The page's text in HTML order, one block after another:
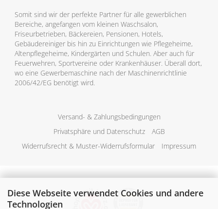
Diese Webseite verwendet Cookies und andere
Technologien
Somit sind wir der perfekte Partner für alle gewerblichen
Bereiche, angefangen vom kleinen Waschsalon,
Friseurbetrieben, Bäckereien, Pensionen, Hotels,
Gebäudereiniger bis hin zu Einrichtungen wie Pflegeheime,
Altenpflegeheime, Kindergärten und Schulen. Aber auch für
Feuerwehren, Sportvereine oder Krankenhäuser. Überall dort,
wo eine Gewerbemaschine nach der Maschinenrichtlinie
2006/42/EG benötigt wird.
Versand- & Zahlungsbedingungen
Privatsphäre und Datenschutz
AGB
Widerrufsrecht & Muster-Widerrufsformular
Impressum